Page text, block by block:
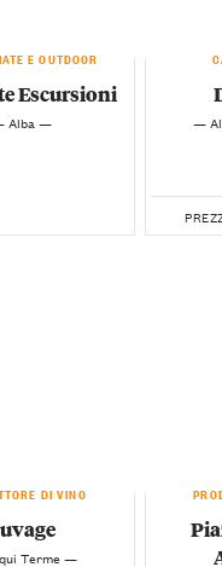
E OUTDOOR
Escursioni
Alba — —
DI VINO
Terme —